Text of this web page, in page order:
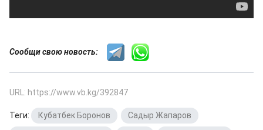
Сообщи свою новость:
URL: https://www.vb.kg/392847
Теги: Кубатбек Боронов Садыр Жапаров